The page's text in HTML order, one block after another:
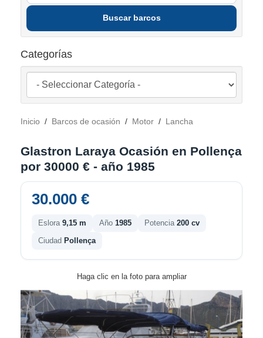
Buscar barcos
Categorías
Inicio / Barcos de ocasión / Motor / Lancha
Glastron Laraya Ocasión en Pollença
por 30000 € - año 1985
30.000 €
Eslora 9,15 m Año 1985 Potencia 200 cv
Ciudad Pollença
Haga clic en la foto para ampliar